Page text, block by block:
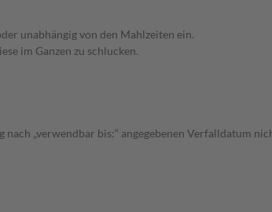
unabhängig von den Mahlzeiten ein.
im Ganzen zu schlucken.
„verwendbar bis:“ angegebenen Verfalldatum